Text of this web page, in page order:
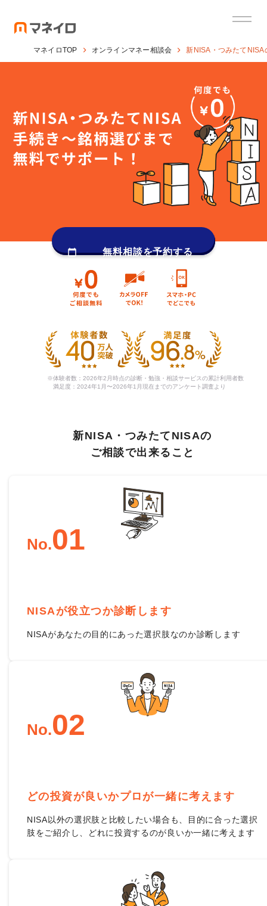
マネイロTOP オンラインマネー相談会 新NISA・つみたてNISA
無料相談を予約する
体験者数：2026年2月時点の診断・勉強・相談サービスの累計利用者数
満足度：2024年1月〜2026年1月現在までのアンケート調査より
新NISA・つみたてNISAの
ご相談で出来ること
No.01
NISAが役立つか診断します
NISAがあなたの目的にあった選択肢なのか診断します
No.02
どの投資が良いかプロが一緒に考えます
NISA以外の選択肢と比較したい場合も、目的に合った選択
肢をご紹介し、どれに投資するのが良いか一緒に考えます